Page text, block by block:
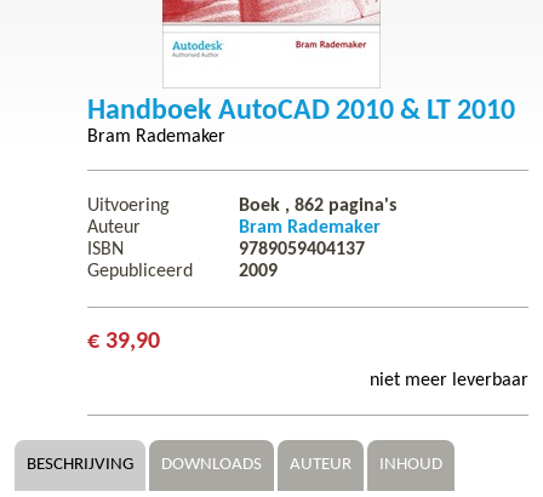
Handboek AutoCAD 2010 & LT 2010
Bram Rademaker
Uitvoering Boek , 862 pagina's
Auteur
Bram Rademaker
ISBN
9789059404137
Gepubliceerd
2009
€ 39,90
niet meer leverbaar
BESCHRIJVING DOWNLOADS AUTEUR INHOUD